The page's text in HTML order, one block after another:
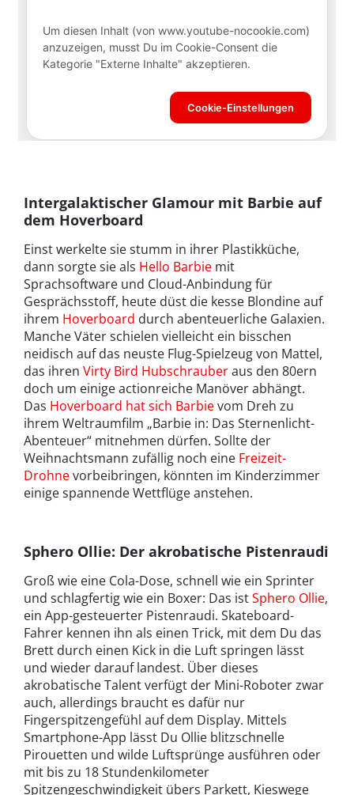
Intergalaktischer Glamour mit Barbie auf
dem Hoverboard
Einst werkelte sie stumm in ihrer Plastikküche,
dann sorgte sie als Hello Barbie mit
Sprachsoftware und Cloud-Anbindung für
Gesprächsstoff, heute düst die kesse Blondine auf
ihrem Hoverboard durch abenteuerliche Galaxien.
Manche Väter schielen vielleicht ein bisschen
neidisch auf das neuste Flug-Spielzeug von Mattel,
das ihren Virty Bird Hubschrauberaus den 80ern
doch um einige actionreiche Manöver abhängt.
Das Hoverboard hat sich Barbievom Dreh zu
ihrem Weltraumfilm „Barbie in: Das Sternenlicht-
Abenteuer“ mitnehmen dürfen. Sollte der
Weihnachtsmann zufällig noch eine Freizeit-
Drohnevorbeibringen, könnten im Kinderzimmer
einige spannende Wettflüge anstehen.
Sphero Ollie: Der akrobatische Pistenraudi
Groß wie eine Cola-Dose, schnell wie ein Sprinter
und schlagfertig wie ein Boxer: Das istSphero Ollie,
ein App-gesteuerter Pistenraudi. Skateboard-
Fahrer kennen ihn als einen Trick, mit dem Du das
Brett durch einen Kick in die Luft springen lässt
und wieder darauf landest. Über dieses
akrobatische Talent verfügt der Mini-Roboter zwar
auch, allerdings braucht es dafür nur
Fingerspitzengefühl auf dem Display. Mittels
Smartphone-App lässt Du Ollie blitzschnelle
Pirouetten und wilde Luftsprünge ausführen oder
mit bis zu 18 Stundenkilometer
Spitzengeschwindigkeit übers Parkett, Kieswege